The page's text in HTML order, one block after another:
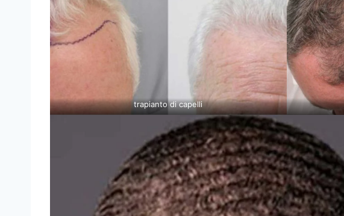
trapianto di capelli